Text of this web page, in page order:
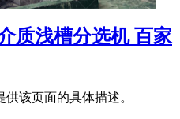
质浅槽分选机 百家
该页面的具体描述。